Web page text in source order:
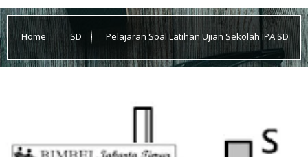
Home SD Pelajaran Soal Latihan Ujian Sekolah IPA SD